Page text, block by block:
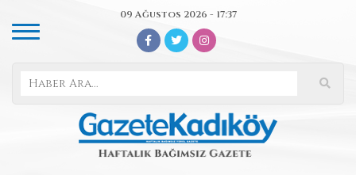
09 Ağustos 2026 - 17:37